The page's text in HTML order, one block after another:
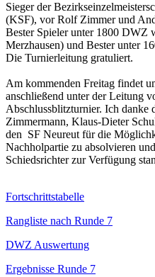
Sieger der
(KSF), vor Rolf Zimmer und
Bester Spieler unter 1800 DWZ
Merzhausen) und Bester unter
Die Turnierleitung gratuliert.
Am kommenden Freitag findet
anschließend unter der Leitung
Abschlussblitzturnier. Ich danke
Zimmermann, Klaus-Dieter
den SF Neureut für die
Nachholpartie zu absolvieren
Schiedsrichter zur Verfügung
Fortschrittstabelle
Rangliste nach Runde 7
DWZ Auswertung
Ergebnisse Runde 7